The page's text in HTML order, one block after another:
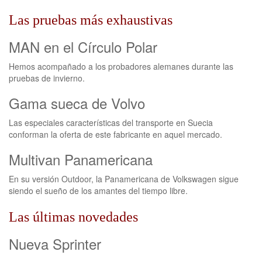
Las pruebas más exhaustivas
MAN en el Círculo Polar
Hemos acompañado a los probadores alemanes durante las
pruebas de invierno.
Gama sueca de Volvo
Las especiales características del transporte en Suecia
conforman la oferta de este fabricante en aquel mercado.
Multivan Panamericana
En su versión Outdoor, la Panamericana de Volkswagen sigue
siendo el sueño de los amantes del tiempo libre.
Las últimas novedades
Nueva Sprinter